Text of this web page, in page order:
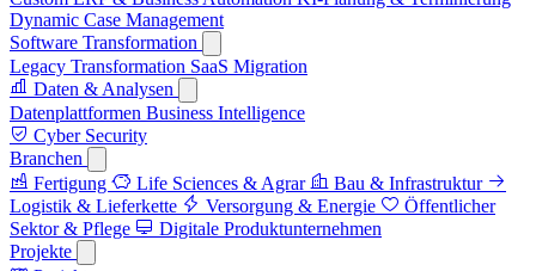
Dynamic Case Management
Software Transformation
Legacy Transformation SaaS Migration
Daten & Analysen
Datenplattformen Business Intelligence
Cyber Security
Branchen
Fertigung
Life Sciences & Agrar
Bau & Infrastruktur
Logistik & Lieferkette
Versorgung & Energie
Öffentlicher
Sektor & Pflege
Digitale Produktunternehmen
Projekte